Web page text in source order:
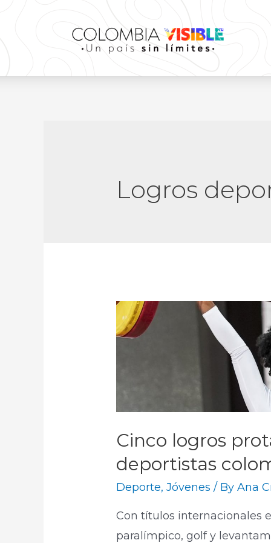
Logros
Cinco logros
deportistas
Deporte,Jóvenes / ByAna
Con títulos internacionales
paralímpico, golf y